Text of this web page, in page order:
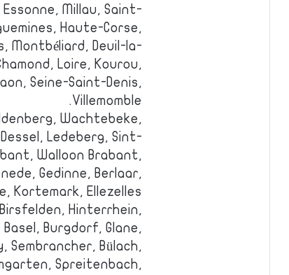
Millau, Saint-
Haute-Corse,
Montbéliard, Deuil-la-
Loire, Kourou,
Seine-Saint-Denis,
Villemomble.
Wachtebeke,
Ledeberg, Sint-
Walloon Brabant,
Gedinne, Berlaar,
Kortemark, Ellezelles.
Hinterrhein,
Burgdorf, Glane,
Sembrancher, Bülach,
Spreitenbach,